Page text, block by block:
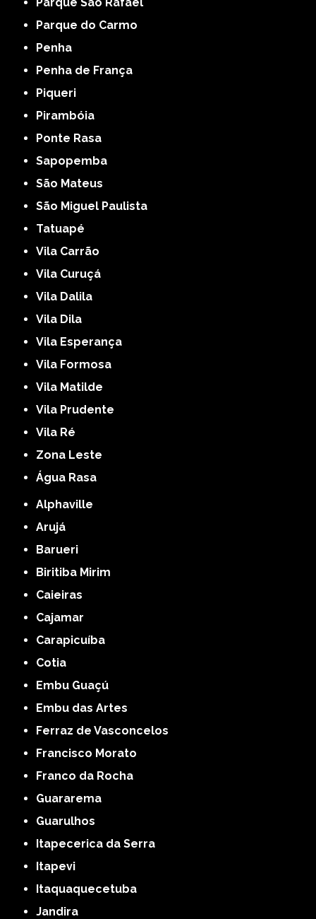
Parque do Carmo
Penha
Penha de França
Piqueri
Pirambóia
Ponte Rasa
Sapopemba
São Mateus
São Miguel Paulista
Tatuapé
Vila Carrão
Vila Curuçá
Vila Dalila
Vila Dila
Vila Esperança
Vila Formosa
Vila Matilde
Vila Prudente
Vila Ré
Zona Leste
Água Rasa
Alphaville
Arujá
Barueri
Biritiba Mirim
Caieiras
Cajamar
Carapicuíba
Cotia
Embu Guaçú
Embu das Artes
Ferraz de Vasconcelos
Francisco Morato
Franco da Rocha
Guararema
Guarulhos
Itapecerica da Serra
Itapevi
Itaquaquecetuba
Jandira